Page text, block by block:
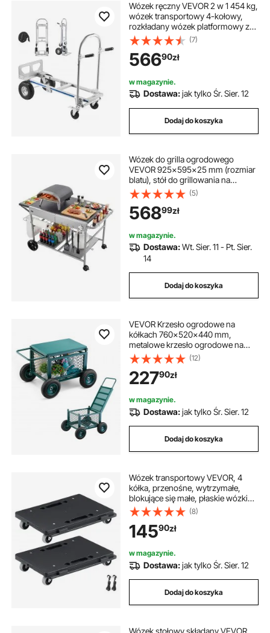
Wózek ręczny VEVOR 2 w 1 454 kg,
wózek transportowy 4-kołowy,
rozkładany wózek platformowy z
uchwytem antypoślizgowym,
przenośny wózek ręczny, wózek
do przeprowadzek, biura,
magazynu, supermarketu
(7)
56690zł
w magazynie.
Dostawa:jak tylko Śr. Sier. 12
Dodaj do koszyka
Wózek do grilla ogrodowego
VEVOR 925x595x25 mm (rozmiar
blatu), stół do grillowania na
kółkach z 4 pojemnikami na
przyprawy, kółkami, pokrywkami i
haczykami, stół do
przygotowywania potraw z grilla,
wózek do serwowania na piknik,
do kuchni, ogrodu
(5)
56899zł
w magazynie.
Dostawa:Wt. Sier. 11 - Pt. Sier.
14
Dodaj do koszyka
VEVOR Krzesło ogrodowe na
kółkach 760x520x440 mm,
metalowe krzesło ogrodowe na
kółkach, udźwig do 180 kg, krzesło
na kółkach, wózek i stołek
ogrodowy na kółkach do trawnika,
patio, ogrodu
(12)
22790zł
w magazynie.
Dostawa:jak tylko Śr. Sier. 12
Dodaj do koszyka
Wózek transportowy VEVOR, 4
kółka, przenośne, wytrzymałe,
blokujące się małe, płaskie wózki
transportowe do ciężkich mebli, 2
sztuki, 16" x 11", udźwig 500 funtów,
kolor czarny
(8)
14590zł
w magazynie.
Dostawa:jak tylko Śr. Sier. 12
Dodaj do koszyka
Wózek stołowy składany VEVOR